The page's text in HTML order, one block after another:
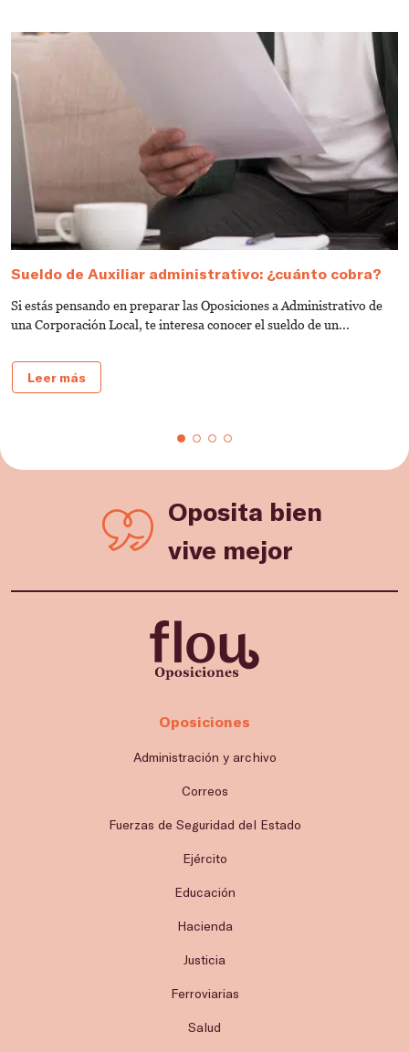
Sueldo de Auxiliar administrativo: ¿cuánto cobra?
Si estás pensando en preparar las Oposiciones a Administrativo de
una Corporación Local, te interesa conocer el sueldo de un...
Leer más
Oposita bien
vive mejor
Oposiciones
Administración y archivo
Correos
Fuerzas de Seguridad del Estado
Ejército
Educación
Hacienda
Justicia
Ferroviarias
Salud